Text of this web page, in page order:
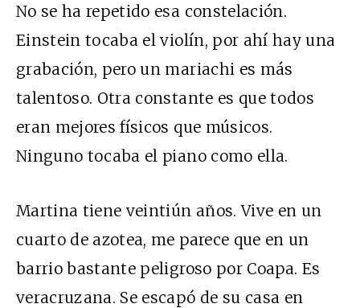
No se ha repetido esa constelación.
Einstein tocaba el violín, por ahí hay una
grabación, pero un mariachi es más
talentoso. Otra constante es que todos
eran mejores físicos que músicos.
Ninguno tocaba el piano como ella.
Martina tiene veintiún años. Vive en un
cuarto de azotea, me parece que en un
barrio bastante peligroso por Coapa. Es
veracruzana. Se escapó de su casa en